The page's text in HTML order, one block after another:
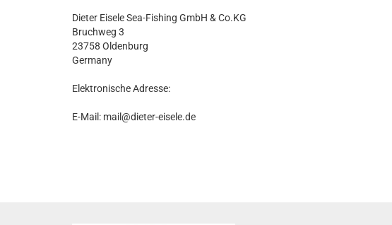
Dieter Eisele Sea-Fishing GmbH & Co.KG
Bruchweg 3
23758 Oldenburg
Germany
Elektronische Adresse:
E-Mail: mail@dieter-eisele.de